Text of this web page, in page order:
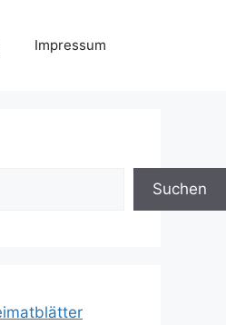
Impressum
Suchen